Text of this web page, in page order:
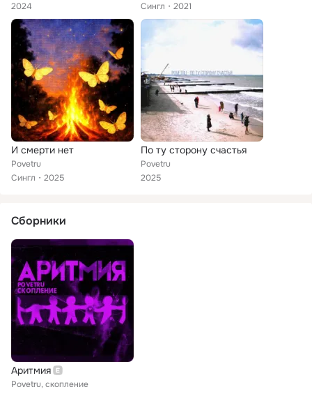
2024
Сингл
2021
И смерти нет
Povetru
Сингл
2025
По ту сторону счастья
Povetru
2025
Сборники
Аритмия
Povetru, скопление